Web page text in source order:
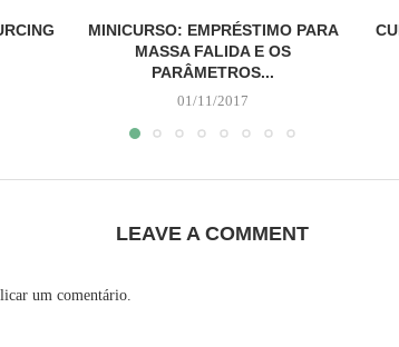
MINICURSO: EMPRÉSTIMO PARA
MASSA FALIDA E OS
PARÂMETROS...
01/11/2017
LEAVE A COMMENT
um comentário.